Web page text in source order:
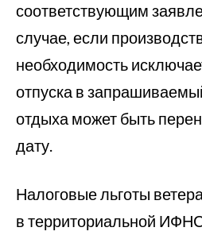
соответствующим
случае, если
необходимость
отпуска в
отдыха может быть
дату.
Налоговые льготы
в территориальной